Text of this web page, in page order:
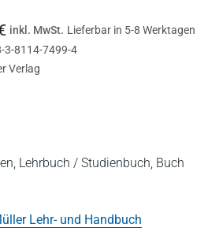
Lehrbuch / Studienbuch, Buch
Lehr- und Handbuch
inkl. MwSt. Lieferbar in 5-8 Werktagen
3-8114-7499-4
Verlag